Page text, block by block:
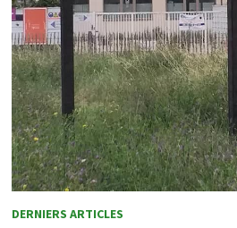
DERNIERS ARTICLES